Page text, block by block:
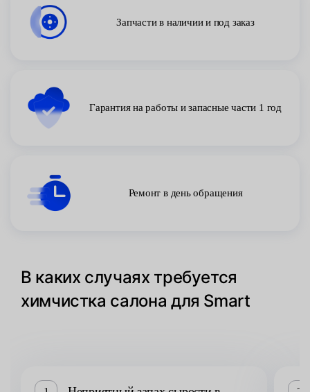
Запчасти в наличии и под заказ
Гарантия на работы и запасные части 1 год
Ремонт в день обращения
В каких случаях требуется
химчистка салона для Smart